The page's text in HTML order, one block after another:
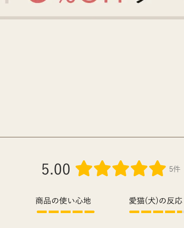
5.00 5件
商品の使い心地 愛猫(犬)の反応